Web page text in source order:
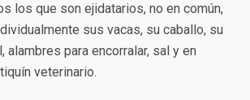
los que son ejidatarios, no en común,
sus vacas, su caballo, su
alambres para encorralar, sal y en
veterinario.